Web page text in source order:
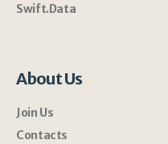
Swift.Data
About Us
Join Us
Contacts